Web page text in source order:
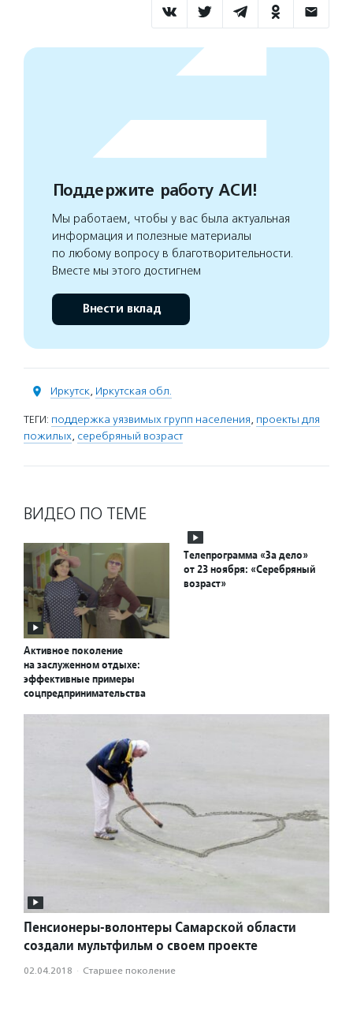
Поддержите работу АСИ!
Мы работаем, чтобы у вас была актуальная
информация и полезные материалы
по любому вопросу в благотворительности.
Вместе мы этого достигнем
Внести вклад
Иркутск, Иркутская обл.
ТЕГИ: поддержка уязвимых групп населения, проекты для
пожилых, серебряный возраст
ВИДЕО ПО ТЕМЕ
Активное поколение
на заслуженном отдыхе:
эффективные примеры
соцпредпринимательства
Телепрограмма «За дело»
от 23 ноября: «Серебряный
возраст»
Пенсионеры-волонтеры Самарской области
создали мультфильм о своем проекте
02.04.2018 · Старшее поколение